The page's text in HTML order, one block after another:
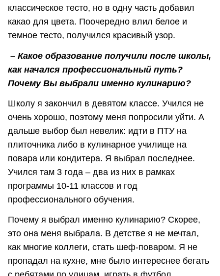
классическое тесто, но в одну часть добавил
какао для цвета. Поочередно влил белое и
темное тесто, получился красивый узор.
– Какое образование получили после школы,
как начался профессиональный путь?
Почему Вы выбрали именно кулинарию?
Школу я закончил в девятом классе. Учился не
очень хорошо, поэтому меня попросили уйти. А
дальше выбор был невелик: идти в ПТУ на
плиточника либо в кулинарное училище на
повара или кондитера. Я выбрал последнее.
Учился там 3 года – два из них в рамках
программы 10-11 классов и год
профессионального обучения.
Почему я выбрал именно кулинарию? Скорее,
это она меня выбрала. В детстве я не мечтал,
как многие коллеги, стать шеф-поваром. Я не
пропадал на кухне, мне было интереснее бегать